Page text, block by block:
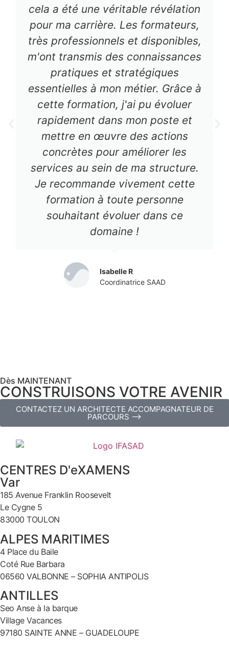
cela a été une véritable révélation
pour ma carrière. Les formateurs,
très professionnels et disponibles,
m'ont transmis des connaissances
pratiques et stratégiques
essentielles à mon métier. Grâce à
cette formation, j'ai pu évoluer
rapidement dans mon poste et
mettre en œuvre des actions
concrètes pour améliorer les
services au sein de ma structure.
Je recommande vivement cette
formation à toute personne
souhaitant évoluer dans ce
domaine !
Isabelle R
Coordinatrice SAAD
Dès MAINTENANT
CONSTRUISONS VOTRE AVENIR
CONTACTEZ UN ARCHITECTE ACCOMPAGNATEUR DE
PARCOURS ⟶
CENTRES D'eXAMENS
Var
185 Avenue Franklin Roosevelt
Le Cygne 5
83000 TOULON
ALPES MARITIMES
4 Place du Baile
Coté Rue Barbara
06560 VALBONNE – SOPHIA ANTIPOLIS
ANTILLES
Seo Anse à la barque
Village Vacances
97180 SAINTE ANNE – GUADELOUPE